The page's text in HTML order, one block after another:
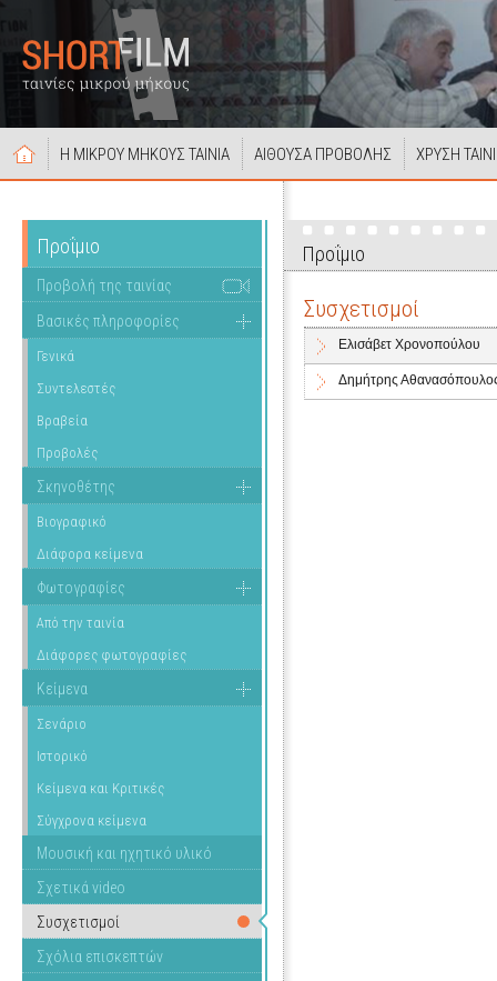
Η ΜΙΚΡΟΥ ΜΗΚΟΥΣ ΤΑΙΝΙΑ ΑΙΘΟΥΣΑ ΠΡΟΒΟΛΗΣ ΧΡΥΣΗ
Προΐμιο
Προβολή της ταινίας
Βασικές πληροφορίες
Γενικά
Συντελεστές
Βραβεία
Προβολές
Σκηνοθέτης
Βιογραφικό
Διάφορα κείμενα
Φωτογραφίες
Από την ταινία
Διάφορες φωτογραφίες
Κείμενα
Σενάριο
Ιστορικό
Κείμενα και Κριτικές
Σύγχρονα κείμενα
Μουσική και ηχητικό υλικό
Σχετικά video
Συσχετισμοί
Σχόλια επισκεπτών
Προΐμιο
Συσχετισμοί
Ελισάβετ Χρονοπούλου
Δημήτρης